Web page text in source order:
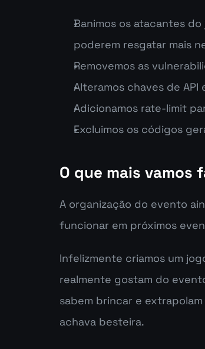
Banimos os atacantes
poderem resgatar mais
Removemos as
Alteramos chaves de
Adicionamos rate-limit
Excluimos os códigos
O que mais vamos
A organização do evento
funcionar em próximos
Infelizmente criamos um
realmente gostam do
sabem brincar e
achava besteira.